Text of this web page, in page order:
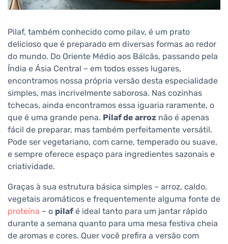
Pilaf, também conhecido como pilav, é um prato
delicioso que é preparado em diversas formas ao redor
do mundo. Do Oriente Médio aos Bálcãs, passando pela
Índia e Ásia Central – em todos esses lugares,
encontramos nossa própria versão desta especialidade
simples, mas incrivelmente saborosa. Nas cozinhas
tchecas, ainda encontramos essa iguaria raramente, o
que é uma grande pena. Pilaf de arroz não é apenas
fácil de preparar, mas também perfeitamente versátil.
Pode ser vegetariano, com carne, temperado ou suave,
e sempre oferece espaço para ingredientes sazonais e
criatividade.
Graças à sua estrutura básica simples – arroz, caldo,
vegetais aromáticos e frequentemente alguma fonte de
proteína – o pilaf é ideal tanto para um jantar rápido
durante a semana quanto para uma mesa festiva cheia
de aromas e cores. Quer você prefira a versão com